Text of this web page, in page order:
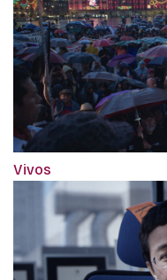
Vivos